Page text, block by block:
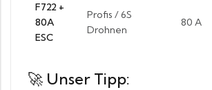
F722 +
80A
ESC
Profis / 6S
Drohnen
80 A
🚀 Unser Tipp: